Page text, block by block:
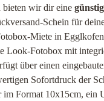
wir dir eine
Schein für
Miete in
Look-Fotobox mit
über einen
Sofortdruck der
im Format 10x15cm, ein